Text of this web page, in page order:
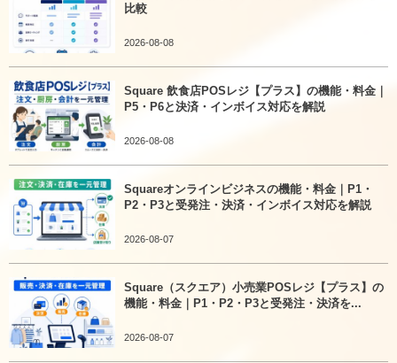
比較
2026-08-08
Square 飲食店POSレジ【プラス】の機能・料金｜
P5・P6と決済・インボイス対応を解説
2026-08-08
Squareオンラインビジネスの機能・料金｜P1・
P2・P3と受発注・決済・インボイス対応を解説
2026-08-07
Square（スクエア）小売業POSレジ【プラス】の
機能・料金｜P1・P2・P3と受発注・決済を...
2026-08-07